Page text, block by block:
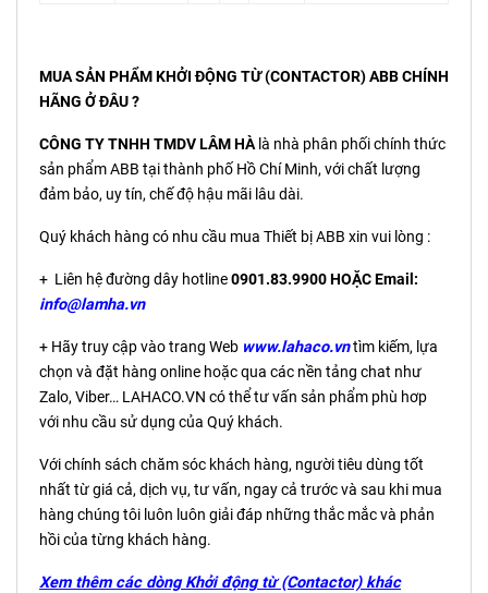
MUA SẢN PHẨM KHỞI ĐỘNG TỪ (CONTACTOR) ABB CHÍNH
HÃNG Ở ĐÂU ?
CÔNG TY TNHH TMDV LÂM HÀlà nhà phân phối chính thức
sản phẩm ABB tại thành phố Hồ Chí Minh, với chất lượng
đảm bảo, uy tín, chế độ hậu mãi lâu dài.
Quý khách hàng có nhu cầu mua Thiết bị ABB xin vui lòng :
+ Liên hệ đường dây hotline0901.83.9900 HOẶC Email:
info@lamha.vn
+ Hãy truy cập vào trang Web www.lahaco.vntìm kiếm, lựa
chọn và đặt hàng online hoặc qua các nền tảng chat như
Zalo, Viber… LAHACO.VN có thể tư vấn sản phẩm phù hơp
với nhu cầu sử dụng của Quý khách.
Với chính sách chăm sóc khách hàng, người tiêu dùng tốt
nhất từ giá cả, dịch vụ, tư vấn, ngay cả trước và sau khi mua
hàng chúng tôi luôn luôn giải đáp những thắc mắc và phản
hồi của từng khách hàng.
Xem thêm các dòng Khởi động từ (Contactor) khác